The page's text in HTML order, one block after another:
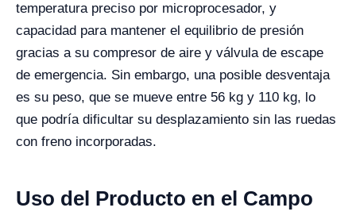
temperatura preciso por microprocesador, y
capacidad para mantener el equilibrio de presión
gracias a su compresor de aire y válvula de escape
de emergencia. Sin embargo, una posible desventaja
es su peso, que se mueve entre 56 kg y 110 kg, lo
que podría dificultar su desplazamiento sin las ruedas
con freno incorporadas.
Uso del Producto en el Campo